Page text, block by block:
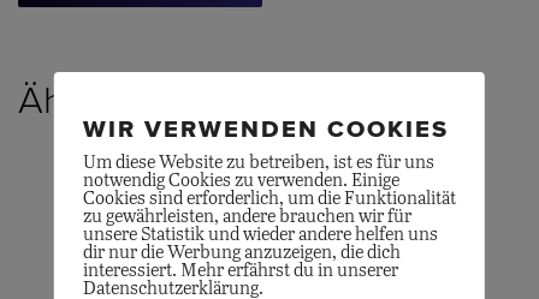
Ähnliche Produkte
WIR VERWENDEN COOKIES
Um diese Website zu betreiben, ist es für uns
notwendig Cookies zu verwenden. Einige
Cookies sind erforderlich, um die Funktionalität
zu gewährleisten, andere brauchen wir für
unsere Statistik und wieder andere helfen uns
dir nur die Werbung anzuzeigen, die dich
interessiert. Mehr erfährst du in unserer
Datenschutzerklärung.